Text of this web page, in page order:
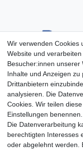
Wir verwenden Cookies
Website und
Besucher:innen unserer
Inhalte und Anzeigen
Drittanbietern
analysieren. Die
Cookies. Wir teilen
Einstellungen benennen.
Die Datenverarbeitung
berechtigten Interesses
oder abgelehnt werden.